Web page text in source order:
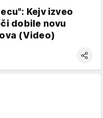
Kejv izveo
dobile novu
(Video)